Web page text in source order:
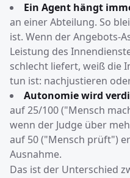
Ein Agent hängt
an einer Abteilung. So
ist. Wenn der Angebots-
Leistung des
schlecht liefert, weiß die
tun ist: nachjustieren
Autonomie wird
auf 25/100 ("Mensch
wenn der Judge über
auf 50 ("Mensch prüft")
Ausnahme.
Das ist der Unterschied